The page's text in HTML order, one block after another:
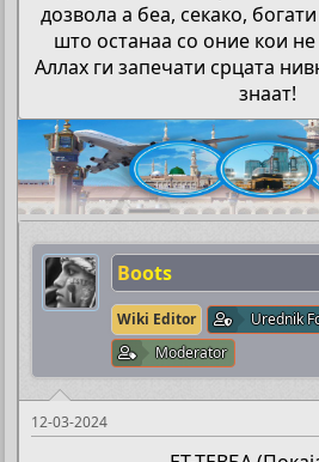
дозвола а беа, секако,
што останаа со оние кои
Аллах ги запечати срцата
знаат!​
Boots
Wiki Editor
Urednik
Moderator
12-03-2024